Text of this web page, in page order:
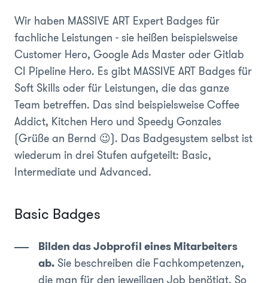
Wir haben MASSIVE ART Expert Badges für
fachliche Leistungen - sie heißen beispielsweise
Customer Hero, Google Ads Master oder Gitlab
CI Pipeline Hero. Es gibt MASSIVE ART Badges für
Soft Skills oder für Leistungen, die das ganze
Team betreffen. Das sind beispielsweise Coffee
Addict, Kitchen Hero und Speedy Gonzales
(Grüße an Bernd 😉). Das Badgesystem selbst ist
wiederum in drei Stufen aufgeteilt: Basic,
Intermediate und Advanced.
Basic Badges
Bilden das Jobprofil eines Mitarbeiters
ab. Sie beschreiben die Fachkompetenzen,